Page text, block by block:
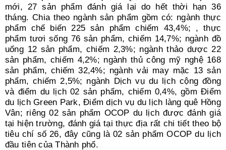
mới, 27 sản phẩm đánh giá lại do hết thời hạn 36
tháng. Chia theo ngành sản phẩm gồm có: ngành thực
phẩm chế biến 225 sản phẩm chiếm 43,4%; , thực
phẩm tươi sống 76 sản phẩm, chiếm 14,7%; ngành đồ
uống 12 sản phẩm, chiếm 2,3%; ngành thảo dược 22
sản phẩm, chiếm 4,2%; ngành thủ công mỹ nghệ 168
sản phẩm, chiếm 32,4%; ngành vải may mặc 13 sản
phẩm, chiếm 2,5%; ngành Dịch vụ du lịch cộng đồng
và điểm du lịch 02 sản phẩm, chiếm 0,4%, gồm Điểm
du lịch Green Park, Điểm dịch vụ du lịch làng quê Hồng
Vân; riêng 02 sản phẩm OCOP du lịch được đánh giá
tại hiện trường, đánh giá tại thực địa rất chi tiết theo bộ
tiêu chí số 26, đây cũng là 02 sản phẩm OCOP du lịch
đầu tiên của Thành phố.